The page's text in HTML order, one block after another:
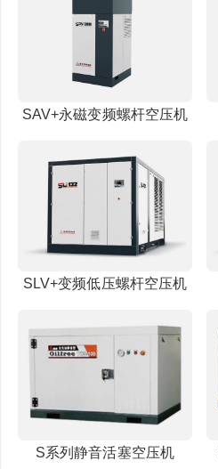
SAV+永磁变频螺杆空压机
SLV+变频低压螺杆空压机
S系列静音活塞空压机